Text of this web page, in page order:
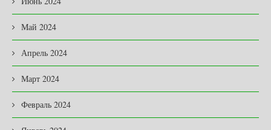
Май 2024
Апрель 2024
Март 2024
Февраль 2024